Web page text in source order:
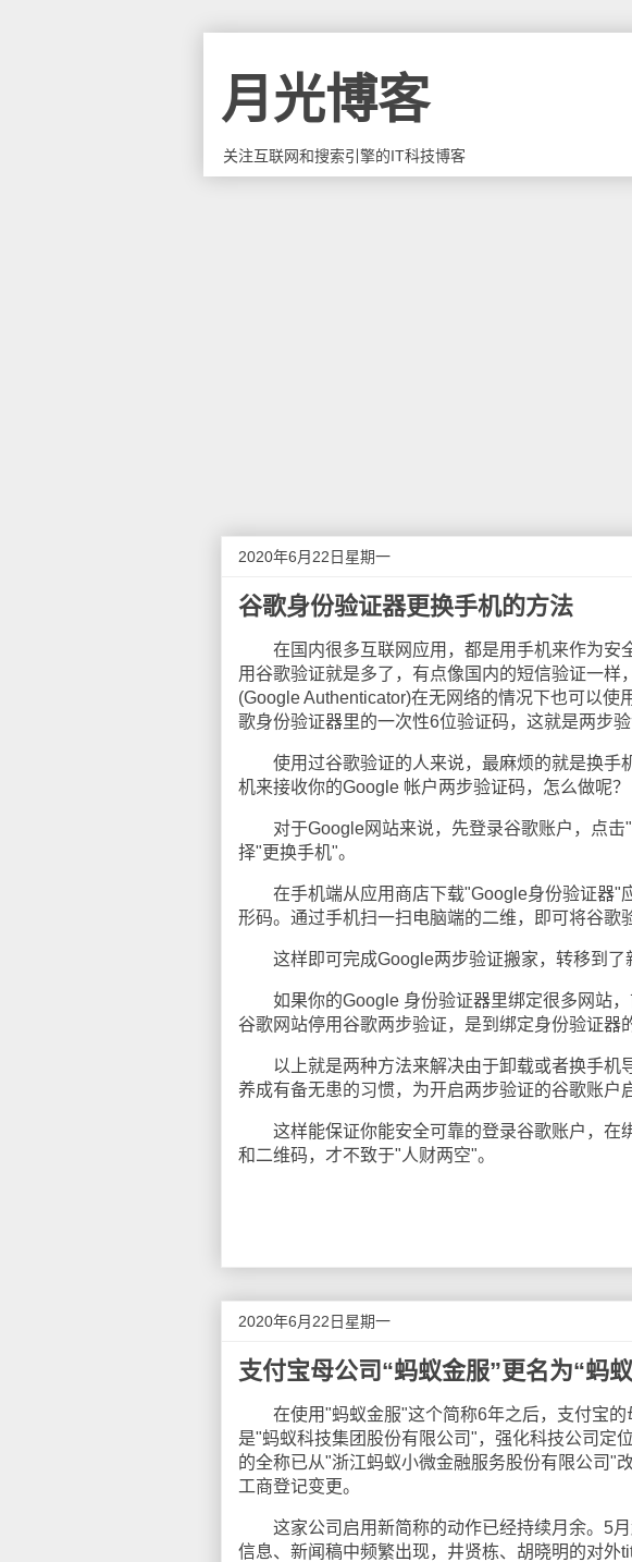
月光博客
关注互联网和搜索引擎的IT科技博客
2020年6月22日星期一
谷歌身份验证器更换手机的方法
在国内很多互联网应用，都是用手机来作为安
用谷歌验证就是多了，有点像国内的短信验证一
(Google Authenticator)在无网络的情况下也可以
歌身份验证器里的一次性6位验证码，这就是两步
使用过谷歌验证的人来说，最麻烦的就是换手
机来接收你的Google 帐户两步验证码，怎么做呢？
对于Google网站来说，先登录谷歌账户，点击"
择"更换手机"。
在手机端从应用商店下载"Google身份验证器"
形码。通过手机扫一扫电脑端的二维，即可将谷歌
这样即可完成Google两步验证搬家，转移到了
如果你的Google 身份验证器里绑定很多网站，
谷歌网站停用谷歌两步验证，是到绑定身份验证器
以上就是两种方法来解决由于卸载或者换手机
养成有备无患的习惯，为开启两步验证的谷歌账户
这样能保证你能安全可靠的登录谷歌账户，在
和二维码，才不致于"人财两空"。
2020年6月22日星期一
支付宝母公司“蚂蚁金服”更名为“蚂
在使用"蚂蚁金服"这个简称6年之后，支付宝的
是"蚂蚁科技集团股份有限公司"，强化科技公司定
的全称已从"浙江蚂蚁小微金融服务股份有限公司"
工商登记变更。
这家公司启用新简称的动作已经持续月余。5月
信息、新闻稿中频繁出现，井贤栋、胡晓明的对外